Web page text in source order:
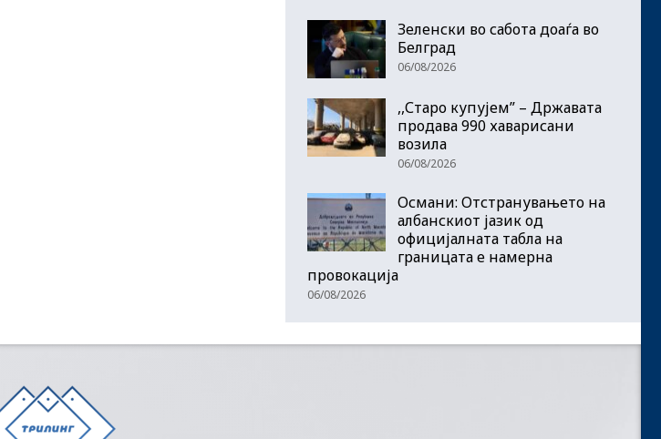
Зеленски во сабота доаѓа во
Белград
06/08/2026
,,Старо купујем” – Државата
продава 990 хаварисани
возила
06/08/2026
Османи: Отстранувањето на
албанскиот јазик од
официјалната табла на
границата е намерна
провокација
06/08/2026